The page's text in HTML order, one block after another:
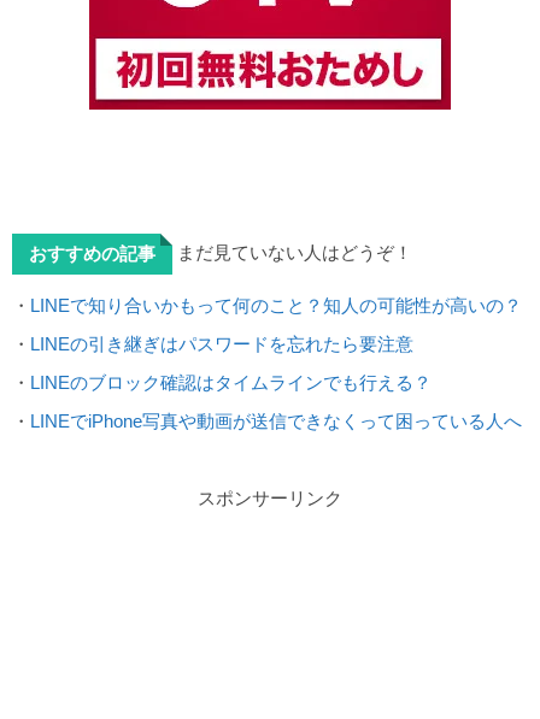
おすすめの記事 まだ見ていない人はどうぞ！
・ LINEで知り合いかもって何のこと？知人の可能性が高いの？
・ LINEの引き継ぎはパスワードを忘れたら要注意
・ LINEのブロック確認はタイムラインでも行える？
・ LINEでiPhone写真や動画が送信できなくって困っている人へ
スポンサーリンク